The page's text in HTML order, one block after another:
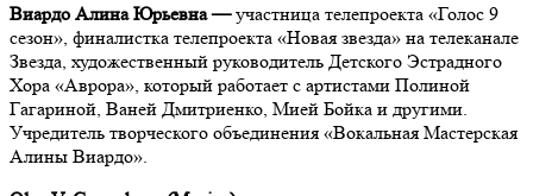
Виардо Алина Юрьевна —участница телепроекта «Голос 9
сезон», финалистка телепроекта «Новая звезда» на телеканале
Звезда, художественный руководитель Детского Эстрадного
Хора «Аврора», который работает с артистами Полиной
Гагариной, Ваней Дмитриенко, Мией Бойка и другими.
Учредитель творческого объединения «Вокальная Мастерская
Алины Виардо».